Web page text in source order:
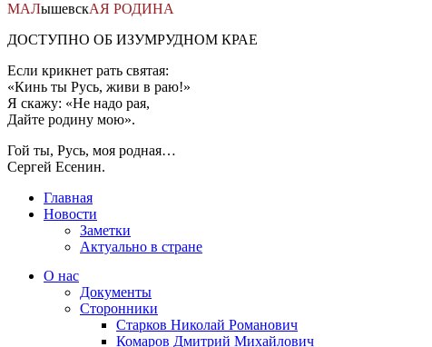
МАЛышевскАЯ РОДИНА
ДОСТУПНО ОБ ИЗУМРУДНОМ КРАЕ
Если крикнет рать святая:
«Кинь ты Русь, живи в раю!»
Я скажу: «Не надо рая,
Дайте родину мою».
Гой ты, Русь, моя родная…
Сергей Есенин.
Главная
Новости
Заметки
Актуально в стране
О нас
Документы
Сторонники
Старков Николай Романович
Комаров Дмитрий Михайлович